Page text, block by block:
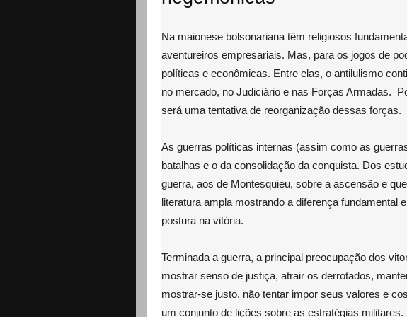
Na maionese bolsonariana têm religiosos
aventureiros empresariais. Mas, para os jogos de
políticas e econômicas. Entre elas, o antilulismo
no mercado, no Judiciário e nas Forças Armadas.
será uma tentativa de reorganização dessas forças.
As guerras políticas internas (assim como as
batalhas e o da consolidação da conquista. Dos
guerra, aos de Montesquieu, sobre a ascensão e
literatura ampla mostrando a diferença fundamental
postura na vitória.
Terminada a guerra, a principal preocupação dos
mostrar senso de justiça, atrair os derrotados,
mostrar-se justo, não tentar impor seus valores e
um conjunto de lições sobre as estratégias